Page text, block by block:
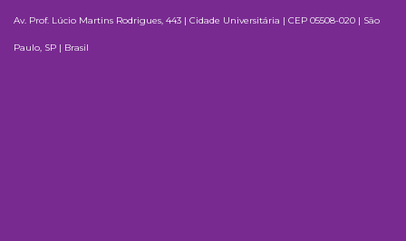
Av. Prof. Lúcio Martins Rodrigues, 443 | Cidade Universitária | CEP 05508-020 | São
Paulo, SP | Brasil